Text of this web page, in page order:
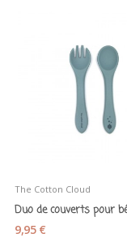
The Cotton Cloud
9,95 €